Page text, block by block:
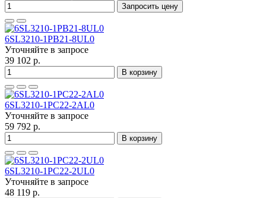
Запросить цену
6SL3210-1PB21-8UL0
Уточняйте в запросе
39 102 р.
В корзину
6SL3210-1PC22-2AL0
Уточняйте в запросе
59 792 р.
В корзину
6SL3210-1PC22-2UL0
Уточняйте в запросе
48 119 р.